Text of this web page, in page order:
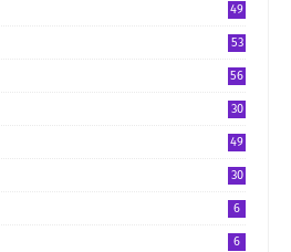
49
53
56
30
49
30
6
6